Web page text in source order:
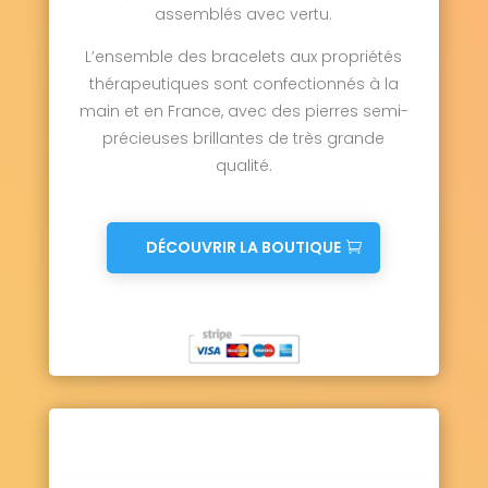
assemblés avec vertu.
L’ensemble des bracelets aux propriétés
thérapeutiques sont confectionnés à la
main et en France, avec des pierres semi-
précieuses brillantes de très grande
qualité.
DÉCOUVRIR LA BOUTIQUE